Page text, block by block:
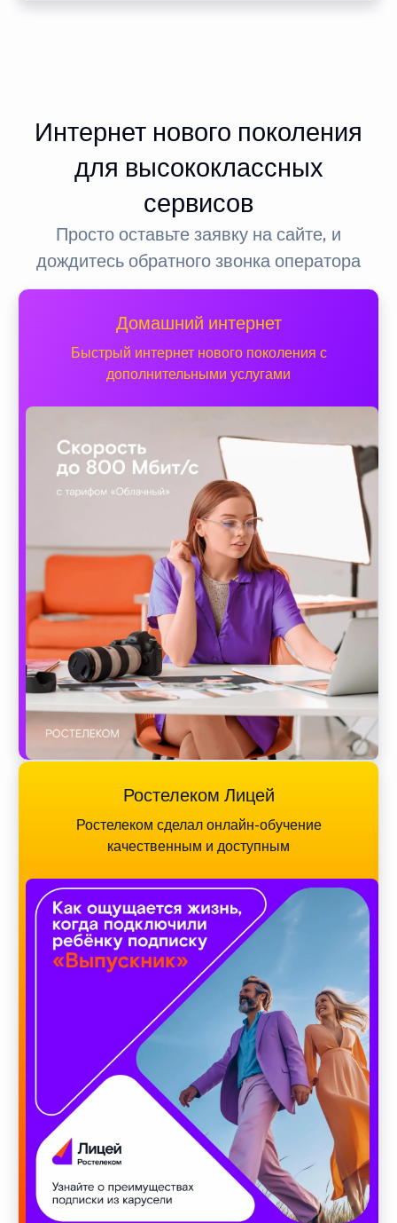
Интернет нового поколения
для высококлассных
сервисов
Просто оставьте заявку на сайте, и
дождитесь обратного звонка оператора
Домашний интернет
Быстрый интернет нового поколения с
дополнительными услугами
Ростелеком Лицей
Ростелеком сделал онлайн-обучение
качественным и доступным